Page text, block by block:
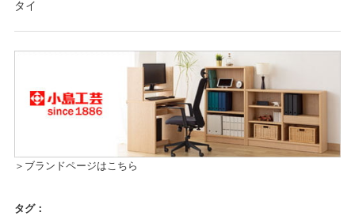
タイ
＞ブランドページはこちら
タグ：